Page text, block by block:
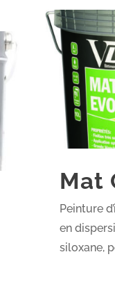
Mat
Peinture
en
siloxane,